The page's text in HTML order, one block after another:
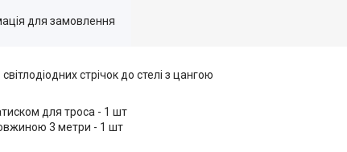
для замовлення
стрічок до стелі з цангою
для троса - 1 шт
3 метри - 1 шт